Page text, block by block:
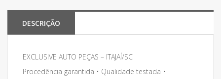
DESCRIÇÃO
EXCLUSIVE AUTO PEÇAS – ITAJAÍ/SC
Procedência garantida • Qualidade testada •